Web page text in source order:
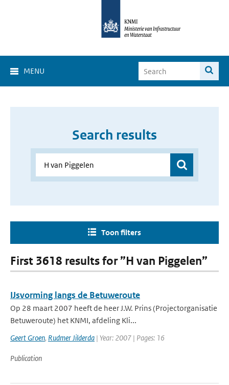
MENU
Search results
Toon filters
First 3618 results for ”H van Piggelen”
IJsvorming langs de Betuweroute
Op 28 maart 2007 heeft de heer J.W. Prins (Projectorganisatie
Betuweroute) het KNMI, afdeling Kli...
Geert Groen, Rudmer Jilderda | Year: 2007 | Pages: 16
Publication